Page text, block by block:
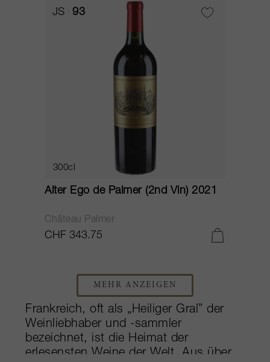
JS 93
300cl
Alter Ego de Palmer (2nd Vin) 2021
Château Palmer
CHF 343.75
MEHR ANZEIGEN
Frankreich, oft als „Heiliger Gral” der
Weinliebhaber und -sammler
bezeichnet, ist die Heimat der
erlesensten Weine der Welt. Aus über